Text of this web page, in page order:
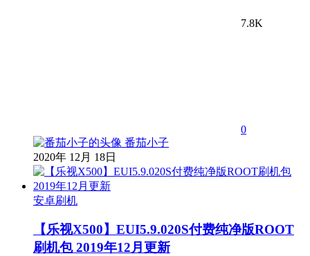
7.8K
0
番茄小子
2020年 12月 18日
安卓刷机
【乐视X500】EUI5.9.020S付费纯净版ROOT
刷机包 2019年12月更新